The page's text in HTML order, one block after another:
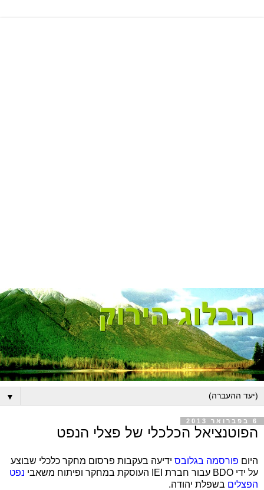
▼
6 בפברואר 2013
הפוטנציאל הכלכלי של פצלי הנפט
היום פורסמה בגלובס ידיעה בעקבות פרסום מחקר כלכלי שבוצע
על ידי BDO עבור חברת IEI העוסקת במחקר ופיתוח משאבי
נפט
הפצלים בשפלת יהודה.